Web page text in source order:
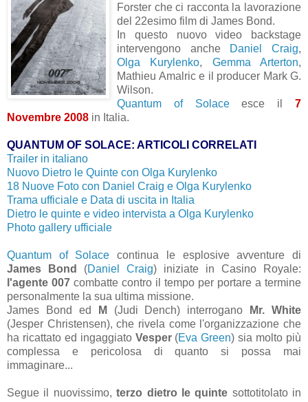
Forster che ci racconta la lavorazione
del 22esimo film di James Bond.
In questo nuovo video backstage
intervengono anche Daniel Craig,
Olga Kurylenko, Gemma Arterton,
Mathieu Amalric e il producer Mark G.
Wilson.
Quantum of Solaceesce il7
Novembre 2008 in Italia.
QUANTUM OF SOLACE: ARTICOLI CORRELATI
Trailer in italiano
Nuovo Dietro le Quinte con Olga Kurylenko
18 Nuove Foto con Daniel Craig e Olga Kurylenko
Trama ufficiale e Data di uscita in Italia
Dietro le quinte e video intervista a Olga Kurylenko
Photo gallery ufficiale
Quantum of Solace continua le esplosive avventure di
James Bond
(Daniel Craig) iniziate in Casino Royale:
l'agente 007 combatte contro il tempo per portare a termine
personalmente la sua ultima missione.
James Bond ed
M (Judi Dench) interrogano
Mr. White
(Jesper Christensen), che rivela come l'organizzazione che
ha ricattato ed ingaggiato Vesper(Eva Green) sia molto più
complessa e pericolosa di quanto si possa mai
immaginare...
Segue il nuovissimo,terzo dietro le quinte sottotitolato in